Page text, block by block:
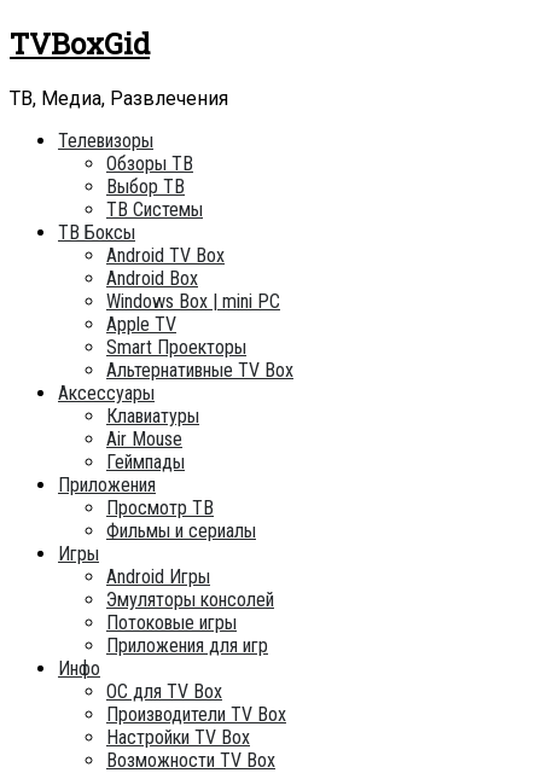
Skip
to
TVBoxGid
ТВ, Медиа, Развлечения
Телевизоры
Обзоры ТВ
Выбор ТВ
ТВ Системы
ТВ Боксы
Android TV Box
Android Box
Windows Box | mini PC
Apple TV
Smart Проекторы
Альтернативные TV Box
Аксессуары
Клавиатуры
Air Mouse
Геймпады
Приложения
Просмотр ТВ
Фильмы и сериалы
Игры
Android Игры
Эмуляторы консолей
Потоковые игры
Приложения для игр
Инфо
ОC для TV Box
Производители TV Box
Настройки TV Box
Возможности TV Box